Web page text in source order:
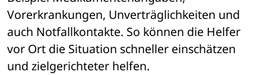
Vorerkrankungen, Unverträglichkeiten und
auch Notfallkontakte. So können die Helfer
vor Ort die Situation schneller einschätzen
und zielgerichteter helfen.